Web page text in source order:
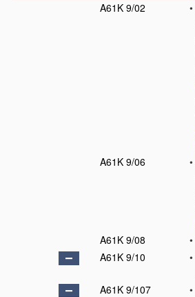
A61K 9/02
•
A61K 9/06
•
A61K 9/08
•
A61K 9/10
•
A61K 9/107
•